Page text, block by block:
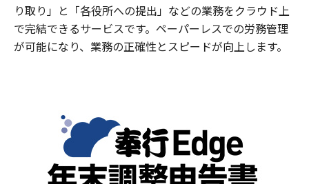
り取り」と「各役所への提出」などの業務をクラウド上
で完結できるサービスです。ペーパーレスでの労務管理
が可能になり、業務の正確性とスピードが向上します。